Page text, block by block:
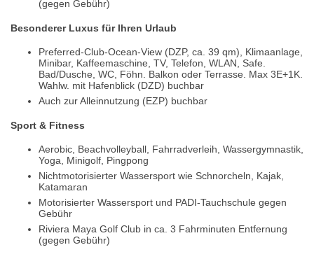
(gegen Gebühr)
Besonderer Luxus für Ihren Urlaub
Preferred-Club-Ocean-View (DZP, ca. 39 qm), Klimaanlage,
Minibar, Kaffeemaschine, TV, Telefon, WLAN, Safe.
Bad/Dusche, WC, Föhn. Balkon oder Terrasse. Max 3E+1K.
Wahlw. mit Hafenblick (DZD) buchbar
Auch zur Alleinnutzung (EZP) buchbar
Sport & Fitness
Aerobic, Beachvolleyball, Fahrradverleih, Wassergymnastik,
Yoga, Minigolf, Pingpong
Nichtmotorisierter Wassersport wie Schnorcheln, Kajak,
Katamaran
Motorisierter Wassersport und PADI-Tauchschule gegen
Gebühr
Riviera Maya Golf Club in ca. 3 Fahrminuten Entfernung
(gegen Gebühr)